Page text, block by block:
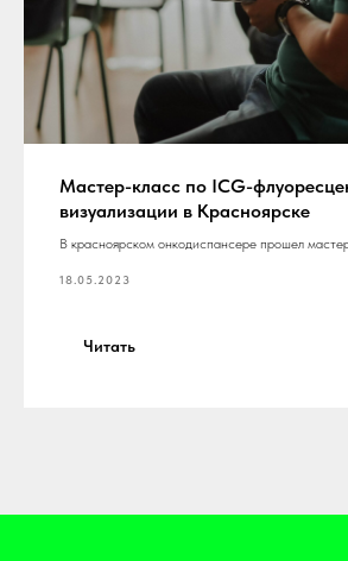
Мастер-класс по ICG-
визуализации в Красноярске
В красноярском онкодиспансере прошел
18.05.2023
Читать